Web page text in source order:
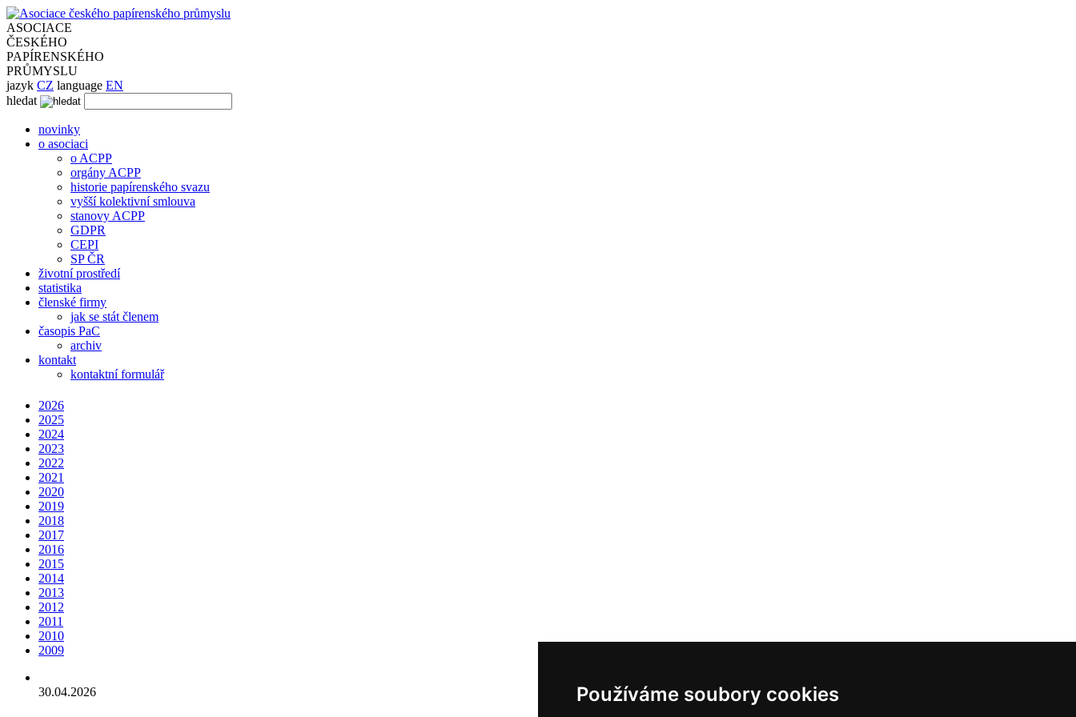
Používáme soubory cookies
ASOCIACE
ČESKÉHO
PAPÍRENSKÉHO
PRŮMYSLU
jazyk CZ language EN
hledat
novinky
o asociaci
o ACPP
orgány ACPP
historie papírenského svazu
vyšší kolektivní smlouva
stanovy ACPP
GDPR
CEPI
SP ČR
životní prostředí
statistika
členské firmy
jak se stát členem
časopis PaC
archiv
kontakt
kontaktní formulář
2026
2025
2024
2023
2022
2021
2020
2019
2018
2017
2016
2015
2014
2013
2012
2011
2010
2009
30.04.2026